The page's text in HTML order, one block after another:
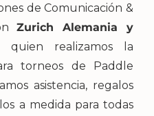
de Comunicación &
Zurich Alemania y
quien realizamos la
torneos de Paddle
asistencia, regalos
a medida para todas